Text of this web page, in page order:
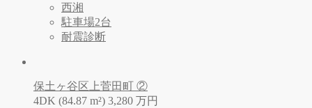
西湘
駐車場2台
耐震診断
保土ヶ谷区上菅田町 ②
4DK (84.87 m²) 3,280 万円